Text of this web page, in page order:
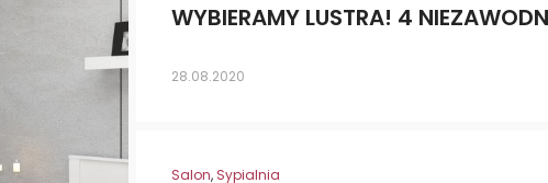
WYBIERAMY LUSTRA! 4
28.08.2020
Salon, Sypialnia